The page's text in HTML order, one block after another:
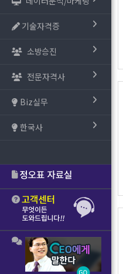
기술자격증
소방승진
전문자격사
Biz실무
한국사